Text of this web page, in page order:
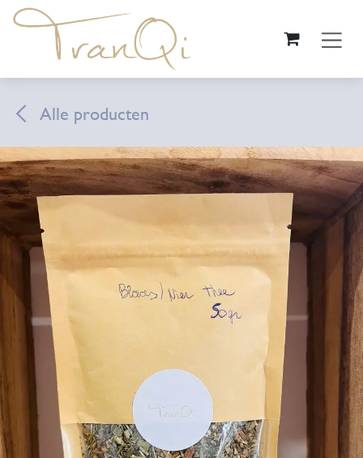
Overslaan naar inhoud
Alle producten